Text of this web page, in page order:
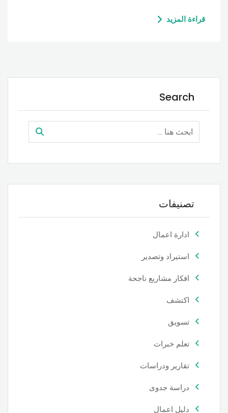
قراءة المزيد
Search
تصنيفات
ادارة اعمال
استيراد وتصدير
افكار مشاريع ناجحة
اكتشف
تسويق
تعلم خبرات
تقارير ودراسات
دراسة جدوى
دليل اعمال